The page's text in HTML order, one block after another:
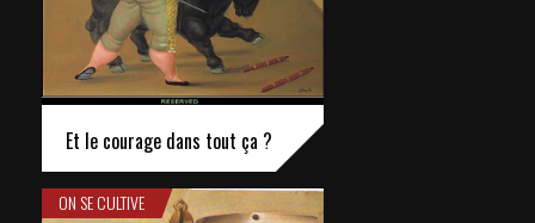
Et le courage dans tout ça ?
ON SE CULTIVE